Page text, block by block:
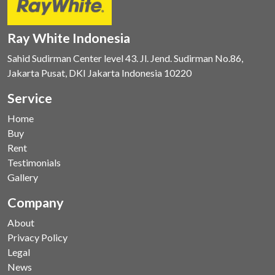
Ray White Indonesia
Sahid Sudirman Center level 43. Jl. Jend. Sudirman No.86,
Jakarta Pusat, DKI Jakarta Indonesia 10220
Service
Home
Buy
Rent
Testimonials
Gallery
Company
About
Privacy Policy
Legal
News